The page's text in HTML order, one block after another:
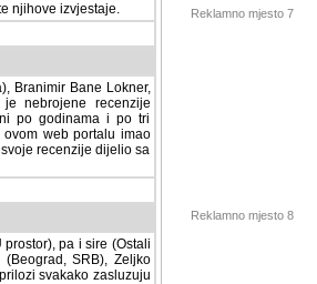
njihove izvjestaje.
Branimir Bane Lokner,
recenzije muzickih
i po tri osnovne
imao svoju rubriku.
dijelio sa svima vama,
pa i sire (Ostali
SRB), Zeljko Milovic
zasluzuju da se